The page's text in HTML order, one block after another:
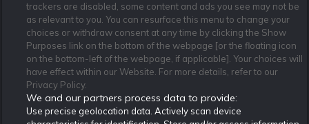
Rekatochklart.com är Sveriges ledande betting-community. 2017 nominerades
Rekatochklart som en av världens bästa spelinformations-sajter på spelbranschens egen
Affiliate Modell
Kontakta oss
Redaktionen
Ansvarsfullt Spelande
Nyhetsarkiv
Tipsarkiv
Cookie Policy
Användarvilkor
Integritetspolicy
Sportkalender
trackers are disabled, some content and ads you see may not be
as relevant to you. You can resurface this menu to change your
choices or withdraw consent at any time by clicking the Show
Purposes link on the bottom of the webpage [or the floating icon
on the bottom-left of the webpage, if applicable]. Your choices will
have effect within our Website. For more details, refer to our
Privacy Policy.
We and our partners process data to provide:
Use precise geolocation data. Actively scan device